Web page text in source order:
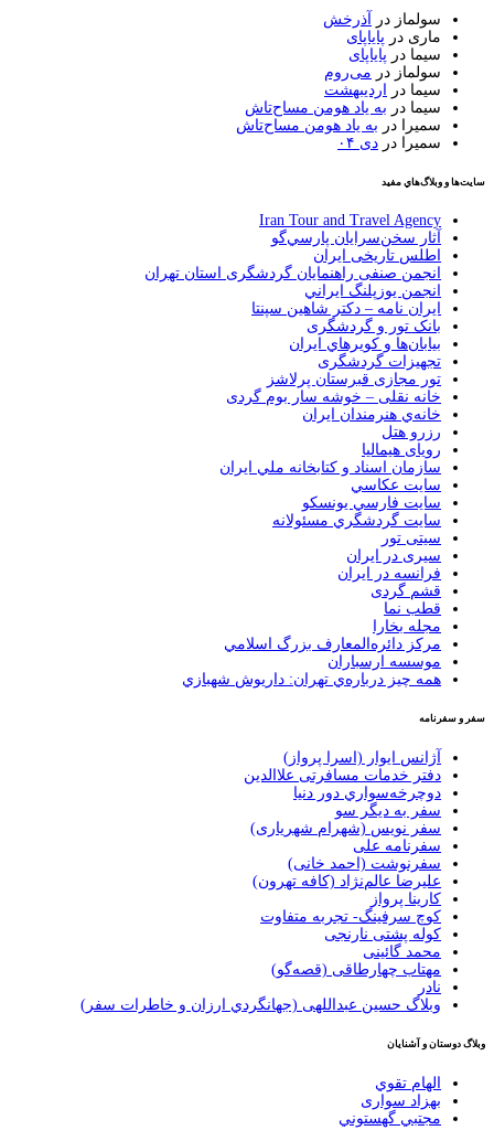
سولماز در آذرخش
ماری در پایاپای
سیما در پایاپای
سولماز در می‌روم
سیما در اردیبهشت
سیما در به یاد هومن مساح‌تاش
سمیرا در به یاد هومن مساح‌تاش
سمیرا در دی ۰۴
سايت‌ها و وبلاگ‌هاي مفيد
Iran Tour and Travel Agency
آثار سخن‌سرايان پارسي‌گو
اطلس تاریخی ایران
انجمن صنفی راهنمایان گردشگری استان تهران
انجمن يوزپلنگ ايراني
ایران نامه – دکتر شاهین سپنتا
بانک تور و گردشگری
بيابان‌ها و كويرهاي ايران
تجهیزات گردشگری
تور مجازی قبرستان پرلاشز
خانه نقلی – خوشه سار بوم گردی
خانه‌ي هنرمندان ايران
رزرو هتل
رویای هیمالیا
سازمان اسناد و كتابخانه ملي ايران
سايت عكاسي
سايت فارسي يونسكو
سايت گردشگري مسئولانه
سیتی تور
سیری در ایران
فرانسه در ايران
قشم گردی
قطب نما
مجله بخارا
مركز دائره‌المعارف بزرگ اسلامي
موسسه ارسباران
همه چيز درباره‌ي تهران: داريوش شهبازي
سفر و سفرنامه
آژانس ایوار (اسرا پرواز)
دفتر خدمات مسافرتی علاالدین
دوچرخه‌سواري دور دنيا
سفر به دیگر سو
سفر نویس (شهرام شهریاری)
سفرنامه علی
سفرنوشت (احمد خانی)
عليرضا عالم‌نژاد (كافه تهرون)
کارینا پرواز
کوچ سرفینگ- تجربه متفاوت
کوله پشتی نارنجی
محمد گائینی
مهتاب چهارطاقی (قصه‌گو)
نادر
وبلاگ حسين عبداللهی (جهانگردي ارزان و خاطرات سفر)
وبلاگ دوستان و آشنایان
الهام تقوي
بهزاد سواری
مجتبي گهستوني